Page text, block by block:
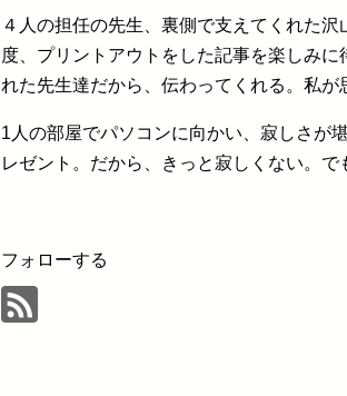
４人の担任の先生、裏側で支えてくれた
度、プリントアウトをした記事を楽しみ
れた先生達だから、伝わってくれる。私が
1人の部屋でパソコンに向かい、寂しさが
レゼント。だから、きっと寂しくない。で
フォローする